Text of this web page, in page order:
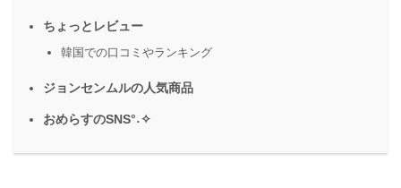
ちょっとレビュー
韓国での口コミやランキング
ジョンセンムルの人気商品
おめらすのSNS°˖✧